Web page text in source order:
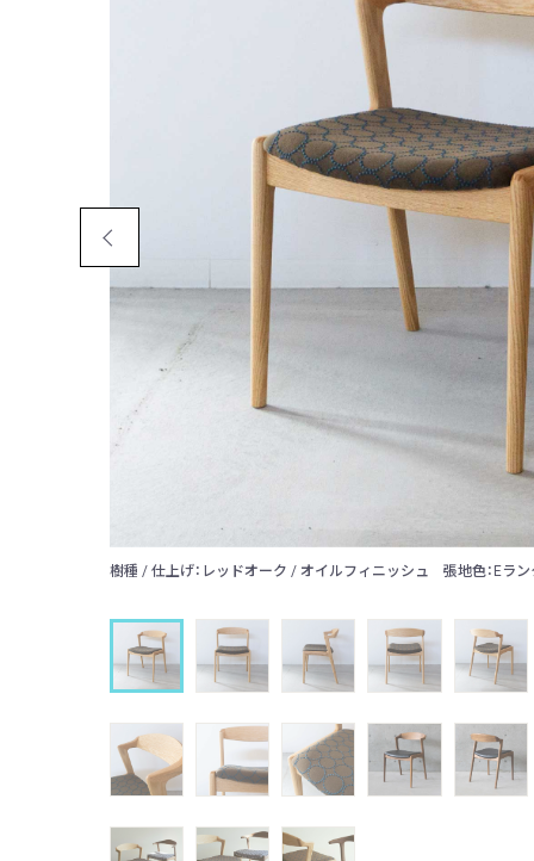
樹種 / 仕上げ：レッドオーク / オイルフィニッシュ 張地色：Eラ